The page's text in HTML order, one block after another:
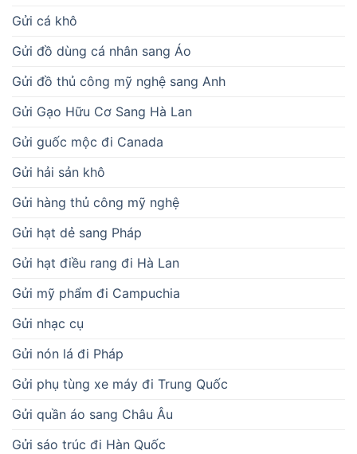
Gửi cá khô
Gửi đồ dùng cá nhân sang Áo
Gửi đồ thủ công mỹ nghệ sang Anh
Gửi Gạo Hữu Cơ Sang Hà Lan
Gửi guốc mộc đi Canada
Gửi hải sản khô
Gửi hàng thủ công mỹ nghệ
Gửi hạt dẻ sang Pháp
Gửi hạt điều rang đi Hà Lan
Gửi mỹ phẩm đi Campuchia
Gửi nhạc cụ
Gửi nón lá đi Pháp
Gửi phụ tùng xe máy đi Trung Quốc
Gửi quần áo sang Châu Âu
Gửi sáo trúc đi Hàn Quốc